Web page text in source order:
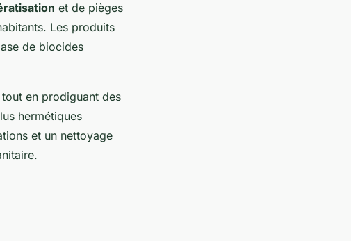
et de pièges
Les produits
de biocides
en prodiguant des
hermétiques
et un nettoyage